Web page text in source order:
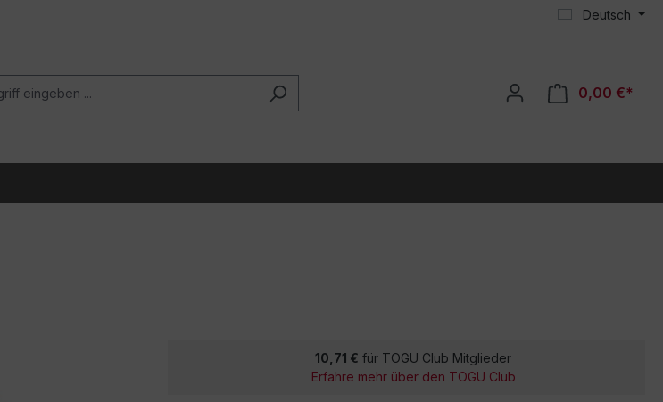
Deutsch
0,00 €*
10,71 € für TOGU Club Mitglieder
Erfahre mehr über den TOGU Club